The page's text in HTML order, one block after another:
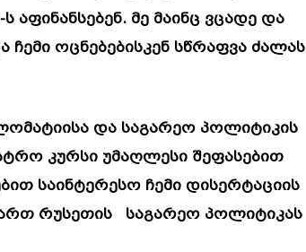
მე მაინც ვცადე და
ჩემი ოცნებებისკენ სწრაფვა ძალას
და საგარეო პოლიტიკის
კურსი უმაღლესი შეფასებით
საინტერესო ჩემი დისერტაციის
რუსეთის საგარეო პოლიტიკას